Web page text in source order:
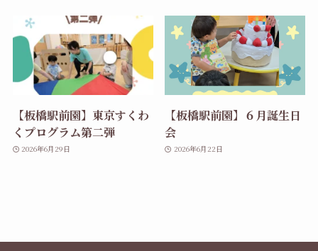
【板橋駅前園】東京すくわ
くプログラム第二弾
2026年6月29日
【板橋駅前園】６月誕生日
会
2026年6月22日